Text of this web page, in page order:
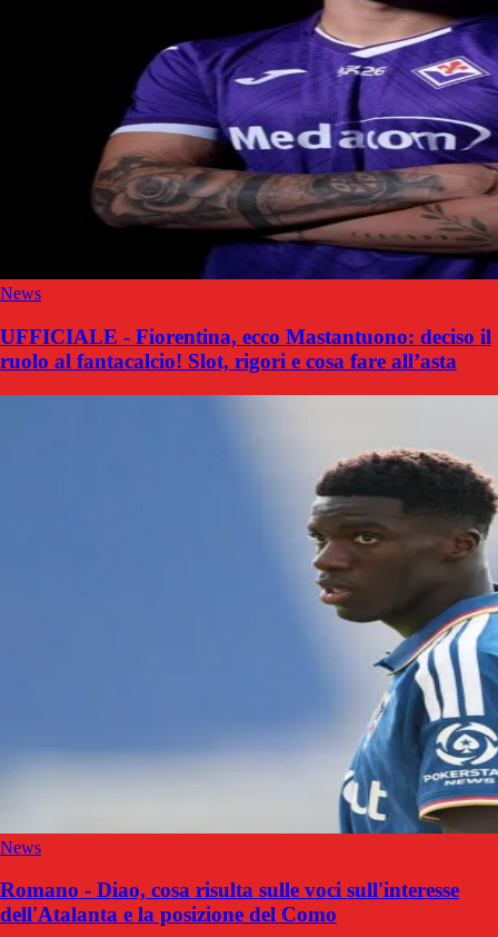
News
UFFICIALE - Fiorentina, ecco Mastantuono: deciso il
ruolo al fantacalcio! Slot, rigori e cosa fare all’asta
News
Romano - Diao, cosa risulta sulle voci sull'interesse
dell'Atalanta e la posizione del Como